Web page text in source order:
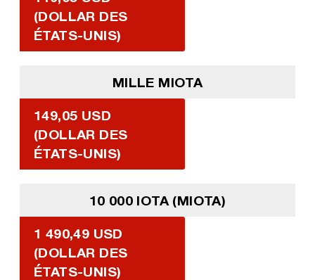
(DOLLAR DES
ÉTATS-UNIS)
MILLE MIOTA
149,05 USD
(DOLLAR DES
ÉTATS-UNIS)
10 000 IOTA (MIOTA)
1 490,49 USD
(DOLLAR DES
ÉTATS-UNIS)